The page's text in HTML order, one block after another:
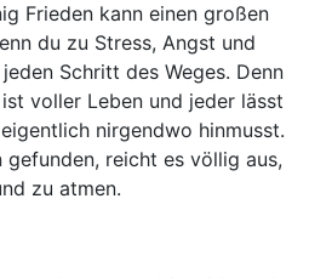
Frieden kann einen großen
du zu Stress, Angst und
Schritt des Weges. Denn
voller Leben und jeder lässt
nirgendwo hinmusst.
gefunden, reicht es völlig aus,
zu atmen.